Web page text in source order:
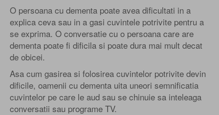
O persoana cu dementa poate avea dificultati in a
explica ceva sau in a gasi cuvintele potrivite pentru a
se exprima. O conversatie cu o persoana care are
dementa poate fi dificila si poate dura mai mult decat
de obicei.
Asa cum gasirea si folosirea cuvintelor potrivite devin
dificile, oamenii cu dementa uita uneori semnificatia
cuvintelor pe care le aud sau se chinuie sa inteleaga
conversatii sau programe TV.